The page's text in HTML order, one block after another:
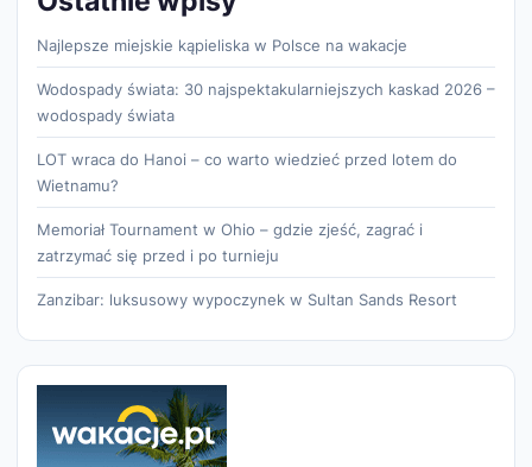
Najlepsze miejskie kąpieliska w Polsce na wakacje
Wodospady świata: 30 najspektakularniejszych kaskad 2026 –
wodospady świata
LOT wraca do Hanoi – co warto wiedzieć przed lotem do
Wietnamu?
Memoriał Tournament w Ohio – gdzie zjeść, zagrać i
zatrzymać się przed i po turnieju
Zanzibar: luksusowy wypoczynek w Sultan Sands Resort